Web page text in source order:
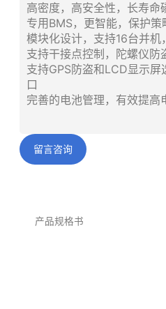
高密度，高安全性，长寿命
专用BMS，更智能，保护
模块化设计，支持16台并机
支持干接点控制，陀螺仪防
支持GPS防盗和LCD显示
口
完善的电池管理，有效提高
留言咨询
产品规格书